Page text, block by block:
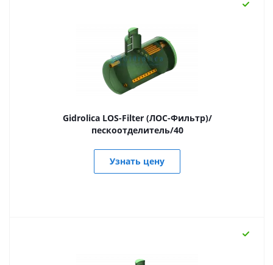
Gidrolica LOS-Filter (ЛОС-Фильтр)/
пескоотделитель/40
Узнать цену